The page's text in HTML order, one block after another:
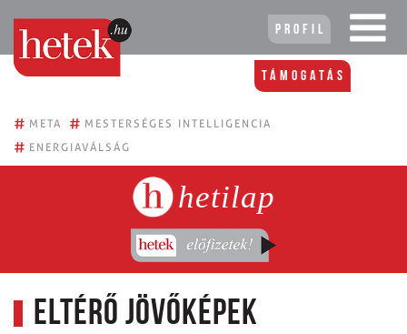
Profil
Támogatás
# META # MESTERSÉGES INTELLIGENCIA
# ENERGIAVÁLSÁG
hetilap
Eltérő jövőképek